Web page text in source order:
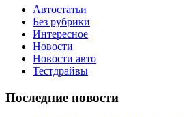
Автостатьи
Без рубрики
Интересное
Новости
Новости авто
Тестдрайвы
Последние новости